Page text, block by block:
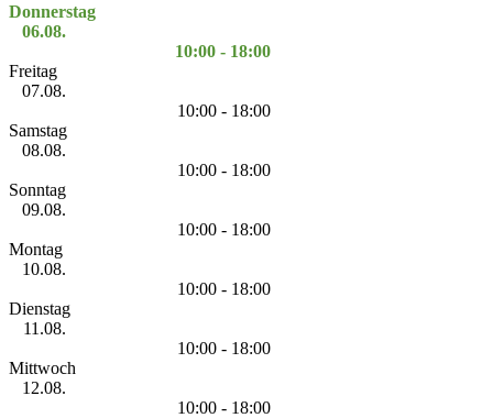
Donnerstag
06.08.
10:00 - 18:00
Freitag
07.08.
10:00 - 18:00
Samstag
08.08.
10:00 - 18:00
Sonntag
09.08.
10:00 - 18:00
Montag
10.08.
10:00 - 18:00
Dienstag
11.08.
10:00 - 18:00
Mittwoch
12.08.
10:00 - 18:00